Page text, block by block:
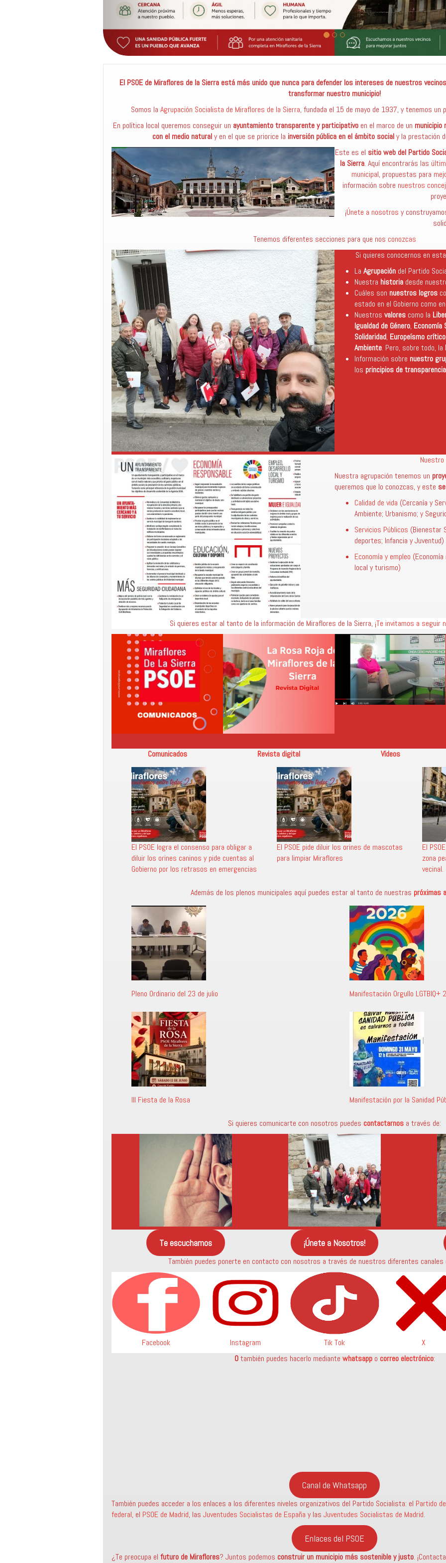
El PSOE de Miraflores de la Sierra está más unido que nunca para defender los intereses de nuestros
transformar nuestro municipio!
Somos la Agrupación Socialista de Miraflores de la Sierra, fundada el 15 de mayo de 1937, y tenemos un
En política local queremos conseguir un ayuntamiento transparente y participativoen el marco de un municipio
con el medio naturaly en el que se priorice la inversión pública en el ámbito socialy la prestación
Este es el sitio web del Partido
la Sierra. Aquí encontrarás las
municipal, propuestas para
información sobre nuestros
¡Únete a nosotros y
Tenemos diferentes secciones para que nos conozcas
Si quieres conocernos en
La Agrupación del Partido
Nuestra historia desde
Cuáles son nuestros logros
estado en el Gobierno como
Nuestros valores como la
Igualdad de Género, Economía
Solidaridad, Europeísmo crítico
Ambiente. Pero, sobre todo, la
Información sobre nuestro
los principios de
Nuestra agrupación tenemos un
queremos que lo conozcas, y este
Calidad de vida (Cercanía y
Ambiente; Urbanismo; y
Servicios Públicos (Bienestar
deportes; Infancia y Juventud)
Economía y empleo
local y turismo)
Si quieres estar al tanto de la información de Miraflores de la Sierra, ¡Te invitamos a seguir
Comunicados Revista digital Vídeos
El PSOE logra el consenso para obligar a
diluir los orines caninos y pide cuentas al
Gobierno por los retrasos en emergencias
El PSOE pide diluir los orines de mascotas
para limpiar Miraflores
El
zona
vecinal.
Además de los plenos municipales aquí puedes estar al tanto de nuestras próximas
Pleno Ordinario del 23 de julio Manifestación Orgullo LGTBIQ+
III Fiesta de la Rosa Manifestación por la Sanidad
Si quieres comunicarte con nosotros puedes contactarnos a través de:
Te escuchamos ¡Únete a Nosotros!
También puedes ponerte en contacto con nosotros a través de nuestros diferentes canales
Facebook Instagram Tik Tok X
Otambién puedes hacerlo mediante whatsappo correo electrónico:
Canal de Whatsapp
También puedes acceder a los enlaces a los diferentes niveles organizativos del Partido Socialista: el Partido
federal, el PSOE de Madrid, las Juventudes Socialistas de España y las Juventudes Socialistas de Madrid.
Enlaces del PSOE
¿Te preocupa el futuro de Miraflores? Juntos podemos construir un municipio más sostenibley justo.